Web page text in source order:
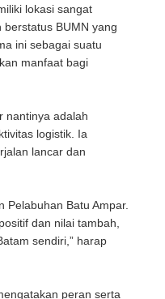
lokasi sangat
BUMN yang
ini sebagai suatu
manfaat bagi
nantinya adalah
logistik. Ia
lancar dan
Pelabuhan Batu Ampar.
dan nilai tambah,
sendiri,” harap
peran serta